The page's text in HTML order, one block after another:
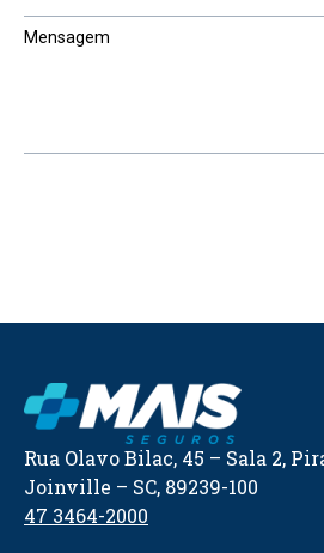
Mensagem
Rua Olavo Bilac, 45 – Sala 2,
Joinville – SC, 89239-100
47 3464-2000